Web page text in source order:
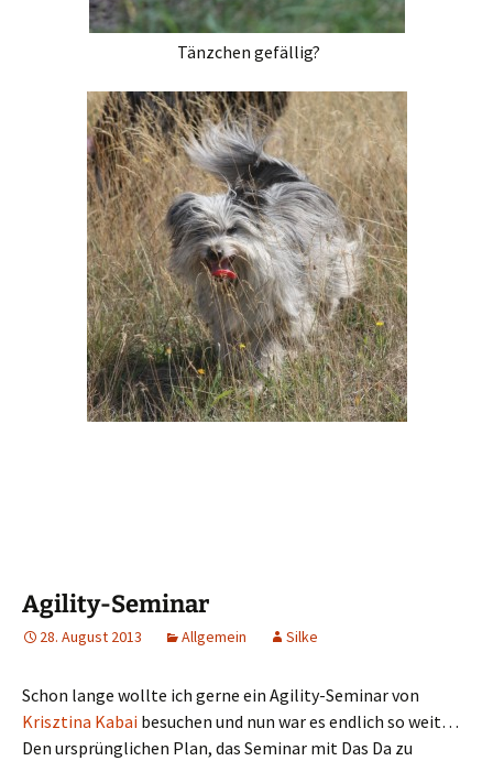
Tänzchen gefällig?
Agility-Seminar
28. August 2013 Allgemein Silke
Schon lange wollte ich gerne ein Agility-Seminar von
Krisztina Kabai besuchen und nun war es endlich so weit…
Den ursprünglichen Plan, das Seminar mit Das Da zu